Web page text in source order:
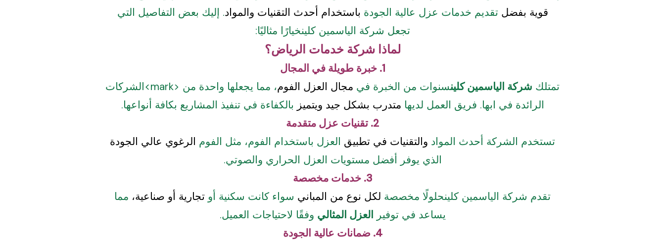
قوية بفضل تقديم خدمات عزل عالية الجودة باستخدام أحدث التقنيات والمواد. إليك بعض التفاصيل التي
تجعل شركة الياسمين كلينخيارًا مثاليًا:
لماذا شركة خدمات الرياض؟
1. خبرة طويلة في المجال
تمتلك شركة الياسمين كلينسنوات من الخبرة في مجال العزل الفوم
، مما يجعلها واحدة من <mark>الشركات
الرائدة في ابها. فريق العمل لديها متدرب بشكل جيد ويتميز بالكفاءة في تنفيذ المشاريع بكافة أنواعها.
2. تقنيات عزل متقدمة
تستخدم الشركة أحدث المواد والتقنيات في تطبيق العزل باستخدام الفوم، مثل الفوم الرغوي عالي الجودة
الذي يوفر أفضل مستويات العزل الحراري والصوتي.
3. خدمات مخصصة
تقدم شركة الياسمين كلينحلولًا مخصصة لكل نوع من المباني سواء كانت سكنية أو تجارية أو صناعية، مما
يساعد في توفير العزل المثالي وفقًا لاحتياجات العميل.
4. ضمانات عالية الجودة